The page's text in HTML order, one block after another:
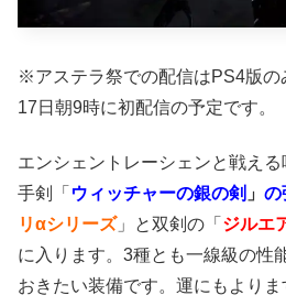
※アステラ祭での配信はPS4版の
17日朝9時に初配信の予定です。
エンシェントレーシェンと戦え
手剣「 ウィッチャーの銀の剣 」 の
リαシリーズ」と双剣の「 ジルエ
に入ります。3種とも一線級の性
おきたい装備です。運にもより